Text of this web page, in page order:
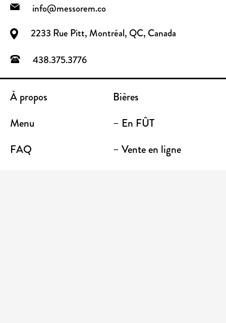
info@messorem.co
2233 Rue Pitt, Montréal, QC, Canada
438.375.3776
À propos
Bières
Menu
– En FÛT
FAQ
– Vente en ligne